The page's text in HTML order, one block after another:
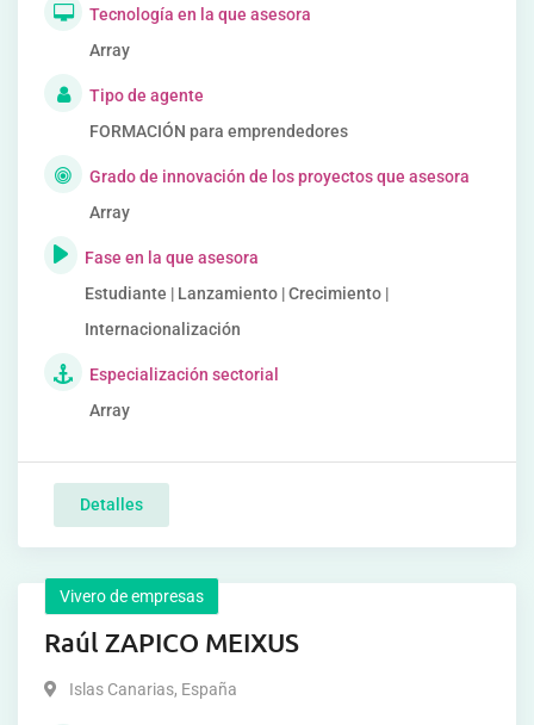
Tecnología en la que asesora
Array
Tipo de agente
FORMACIÓN para emprendedores
Grado de innovación de los proyectos que asesora
Array
Fase en la que asesora
Estudiante | Lanzamiento | Crecimiento |
Internacionalización
Especialización sectorial
Array
Detalles
Vivero de empresas
Raúl ZAPICO MEIXUS
Islas Canarias, España